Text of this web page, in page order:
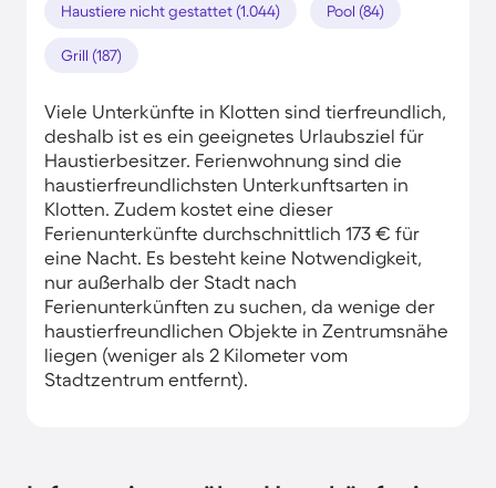
Haustiere nicht gestattet (1.044) Pool (84)
Grill (187)
Viele Unterkünfte in Klotten sind tierfreundlich,
deshalb ist es ein geeignetes Urlaubsziel für
Haustierbesitzer. Ferienwohnung sind die
haustierfreundlichsten Unterkunftsarten in
Klotten. Zudem kostet eine dieser
Ferienunterkünfte durchschnittlich 173 € für
eine Nacht. Es besteht keine Notwendigkeit,
nur außerhalb der Stadt nach
Ferienunterkünften zu suchen, da wenige der
haustierfreundlichen Objekte in Zentrumsnähe
liegen (weniger als 2 Kilometer vom
Stadtzentrum entfernt).